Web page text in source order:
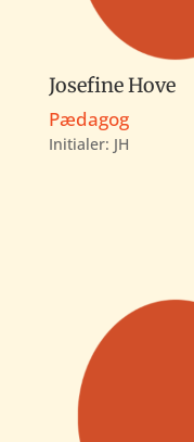
Josefine Hove
Pædagog
Initialer: JH